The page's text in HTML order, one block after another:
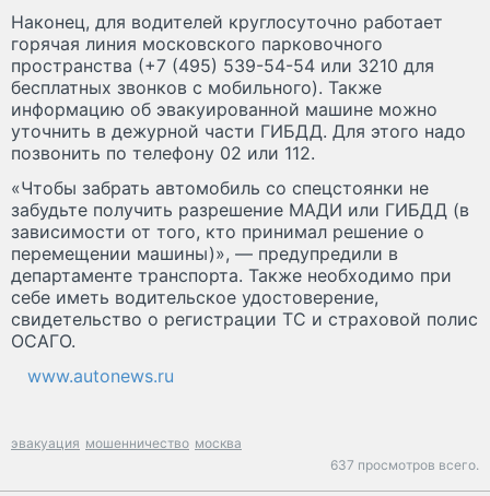
Наконец, для водителей круглосуточно работает
горячая линия московского парковочного
пространства (+7 (495) 539-54-54 или 3210 для
бесплатных звонков с мобильного). Также
информацию об эвакуированной машине можно
уточнить в дежурной части ГИБДД. Для этого надо
позвонить по телефону 02 или 112.
«Чтобы забрать автомобиль со спецстоянки не
забудьте получить разрешение МАДИ или ГИБДД (в
зависимости от того, кто принимал решение о
перемещении машины)», — предупредили в
департаменте транспорта. Также необходимо при
себе иметь водительское удостоверение,
свидетельство о регистрации ТС и страховой полис
ОСАГО.
www.autonews.ru
эвакуация мошенничество москва
637 просмотров всего.